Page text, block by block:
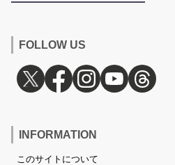
FOLLOW US
INFORMATION
このサイトについて